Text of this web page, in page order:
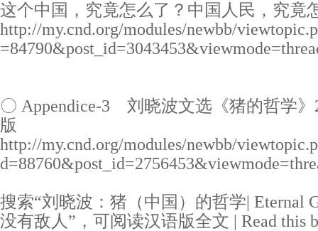
这个中国，究竟怎么了？中国人民，究竟
http://my.cnd.org/modules/newbb/
〇 Appendice-3 刘晓波文选《猪的哲学》
版
http://my.cnd.org/modules/newbb/
搜索“刘晓波：猪（中国）的哲学| Eternal
没有敌人”，可阅读汉语版全文 | Read this